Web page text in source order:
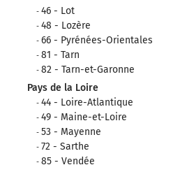
46 - Lot
48 - Lozère
66 - Pyrénées-Orientales
81 - Tarn
82 - Tarn-et-Garonne
Pays de la Loire
44 - Loire-Atlantique
49 - Maine-et-Loire
53 - Mayenne
72 - Sarthe
85 - Vendée